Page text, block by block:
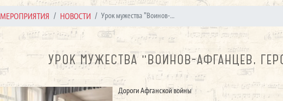
МЕРОПРИЯТИЯ НОВОСТИ Урок мужества "Воинов-...
УРОК МУЖЕСТВА "ВОИНОВ-АФГАНЦЕВ,
Дороги Афганской войны